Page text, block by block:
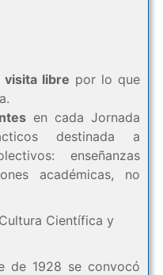
visita libre por lo que
en cada Jornada
destinada a
enseñanzas
académicas, no
Científica y
de 1928 se convocó